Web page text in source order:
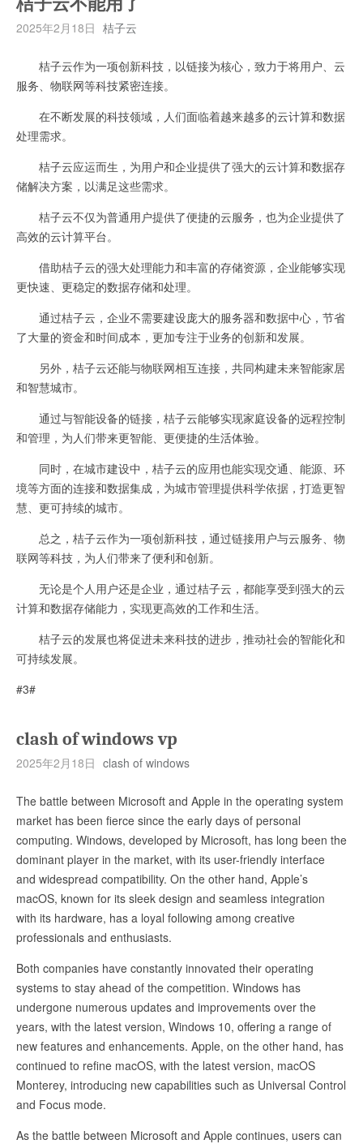
2025年2月18日 桔子云
桔子云作为一项创新科技，以链接为核心，致力于将用户、云
服务、物联网等科技紧密连接。
在不断发展的科技领域，人们面临着越来越多的云计算和数据
处理需求。
桔子云应运而生，为用户和企业提供了强大的云计算和数据存
储解决方案，以满足这些需求。
桔子云不仅为普通用户提供了便捷的云服务，也为企业提供了
高效的云计算平台。
借助桔子云的强大处理能力和丰富的存储资源，企业能够实现
更快速、更稳定的数据存储和处理。
通过桔子云，企业不需要建设庞大的服务器和数据中心，节省
了大量的资金和时间成本，更加专注于业务的创新和发展。
另外，桔子云还能与物联网相互连接，共同构建未来智能家居
和智慧城市。
通过与智能设备的链接，桔子云能够实现家庭设备的远程控制
和管理，为人们带来更智能、更便捷的生活体验。
同时，在城市建设中，桔子云的应用也能实现交通、能源、环
境等方面的连接和数据集成，为城市管理提供科学依据，打造更智
慧、更可持续的城市。
总之，桔子云作为一项创新科技，通过链接用户与云服务、物
联网等科技，为人们带来了便利和创新。
无论是个人用户还是企业，通过桔子云，都能享受到强大的云
计算和数据存储能力，实现更高效的工作和生活。
桔子云的发展也将促进未来科技的进步，推动社会的智能化和
可持续发展。
#3#
clash of windows vp
2025年2月18日 clash of windows
The battle between Microsoft and Apple in the operating system
market has been fierce since the early days of personal
computing. Windows, developed by Microsoft, has long been the
dominant player in the market, with its user-friendly interface
and widespread compatibility. On the other hand, Apple’s
macOS, known for its sleek design and seamless integration
with its hardware, has a loyal following among creative
professionals and enthusiasts.
Both companies have constantly innovated their operating
systems to stay ahead of the competition. Windows has
undergone numerous updates and improvements over the
years, with the latest version, Windows 10, offering a range of
new features and enhancements. Apple, on the other hand, has
continued to refine macOS, with the latest version, macOS
Monterey, introducing new capabilities such as Universal Control
and Focus mode.
As the battle between Microsoft and Apple continues, users can